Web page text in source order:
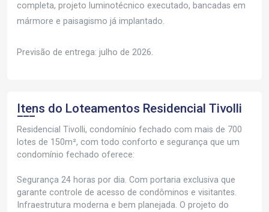
completa, projeto luminotécnico executado, bancadas em
mármore e paisagismo já implantado.
Previsão de entrega: julho de 2026.
Itens do Loteamentos Residencial Tivolli
Residencial Tivolli, condomínio fechado com mais de 700
lotes de 150m², com todo conforto e segurança que um
condomínio fechado oferece:
Segurança 24 horas por dia. Com portaria exclusiva que
garante controle de acesso de condôminos e visitantes.
Infraestrutura moderna e bem planejada. O projeto do